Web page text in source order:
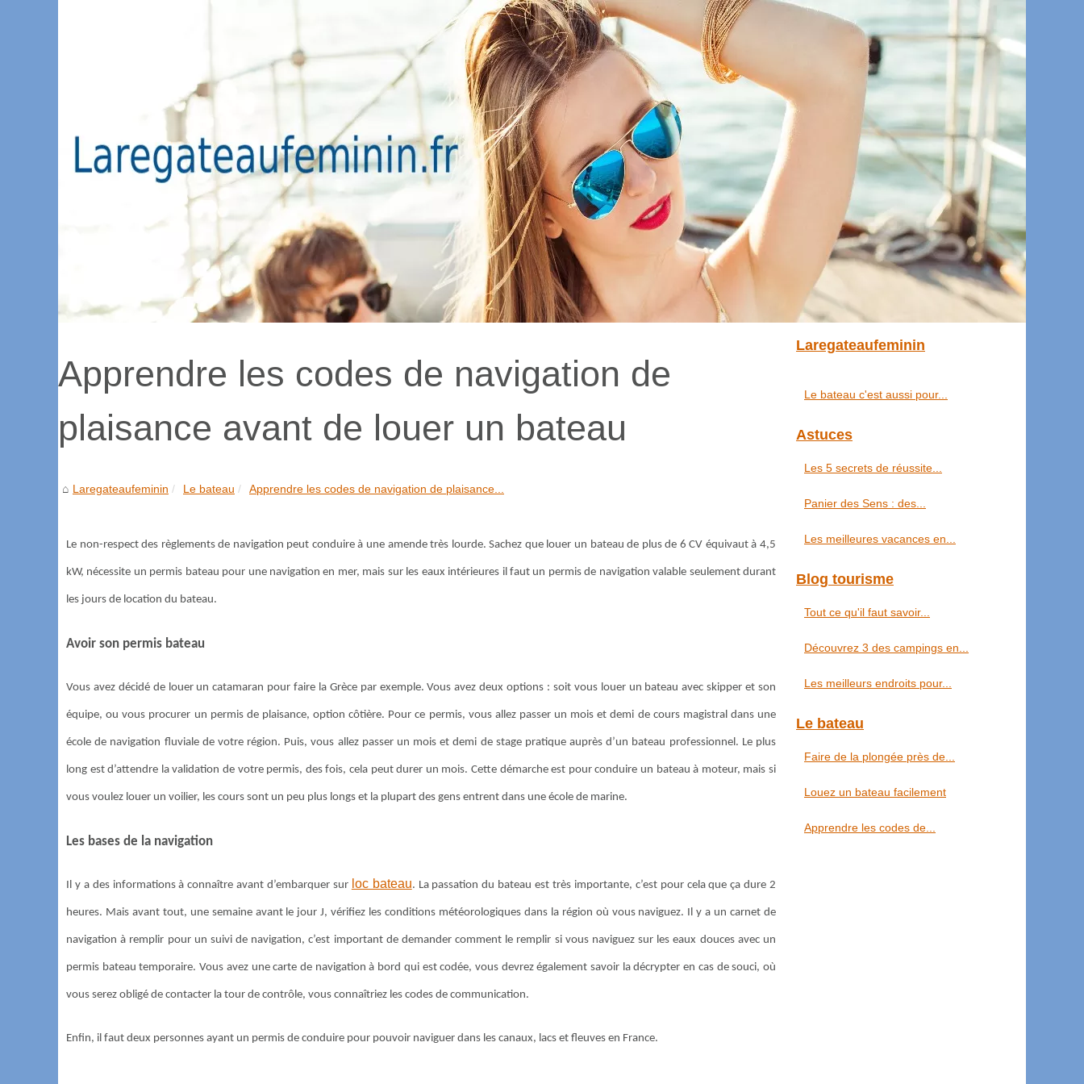
Apprendre les codes de navigation de
plaisance avant de louer un bateau
Laregateaufeminin Le bateau Apprendre les codes de navigation de plaisance...
Le non-respect des règlements de navigation peut conduire à une amende très lourde. Sachez que louer un bateau de plus de 6 CV équivaut à 4,5
kW, nécessite un permis bateau pour une navigation en mer, mais sur les eaux intérieures il faut un permis de navigation valable seulement durant
les jours de location du bateau.
Avoir son permis bateau
Vous avez décidé de louer un catamaran pour faire la Grèce par exemple. Vous avez deux options : soit vous louer un bateau avec skipper et son
équipe, ou vous procurer un permis de plaisance, option côtière. Pour ce permis, vous allez passer un mois et demi de cours magistral dans une
école de navigation fluviale de votre région. Puis, vous allez passer un mois et demi de stage pratique auprès d’un bateau professionnel. Le plus
long est d’attendre la validation de votre permis, des fois, cela peut durer un mois. Cette démarche est pour conduire un bateau à moteur, mais si
vous voulez louer un voilier, les cours sont un peu plus longs et la plupart des gens entrent dans une école de marine.
Les bases de la navigation
Il y a des informations à connaître avant d’embarquer sur loc bateau. La passation du bateau est très importante, c’est pour cela que ça dure 2
heures. Mais avant tout, une semaine avant le jour J, vérifiez les conditions météorologiques dans la région où vous naviguez. Il y a un carnet de
navigation à remplir pour un suivi de navigation, c’est important de demander comment le remplir si vous naviguez sur les eaux douces avec un
permis bateau temporaire. Vous avez une carte de navigation à bord qui est codée, vous devrez également savoir la décrypter en cas de souci, où
vous serez obligé de contacter la tour de contrôle, vous connaîtriez les codes de communication.
Enfin, il faut deux personnes ayant un permis de conduire pour pouvoir naviguer dans les canaux, lacs et fleuves en France.
Laregateaufeminin
Le bateau c'est aussi pour...
Astuces
Les 5 secrets de réussite...
Panier des Sens : des...
Les meilleures vacances en...
Blog tourisme
Tout ce qu'il faut savoir...
Découvrez 3 des campings en...
Les meilleurs endroits pour...
Le bateau
Faire de la plongée près de...
Louez un bateau facilement
Apprendre les codes de...